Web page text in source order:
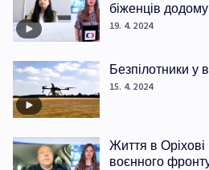
біженців додому
19. 4. 2024
Безпілотники у
15. 4. 2024
Життя в Оріхові
воєнного